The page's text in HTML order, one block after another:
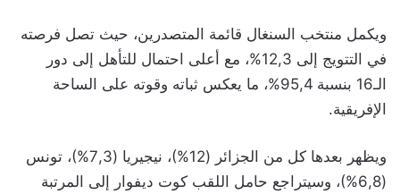
ويكمل منتخب السنغال قائمة المتصدرين، حيث تصل فرصته
في التتويج إلى 12,3%، مع أعلى احتمال للتأهل إلى دور
الـ16 بنسبة 95,4%، ما يعكس ثباته وقوته على الساحة
الإفريقية.
ويظهر بعدها كل من الجزائر (12%)، نيجيريا (7,3%)، تونس
(6,8%)، وسيتراجع حامل اللقب كوت ديفوار إلى المرتبة